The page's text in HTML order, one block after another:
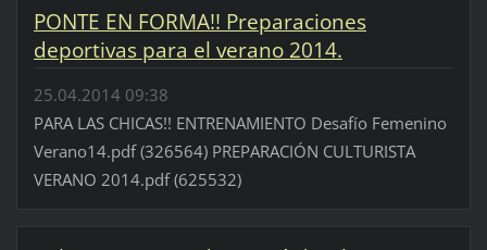
PONTE EN FORMA!! Preparaciones
deportivas para el verano 2014.
25.04.2014 09:38
PARA LAS CHICAS!! ENTRENAMIENTO Desafío Femenino
Verano14.pdf (326564) PREPARACIÓN CULTURISTA
VERANO 2014.pdf (625532)